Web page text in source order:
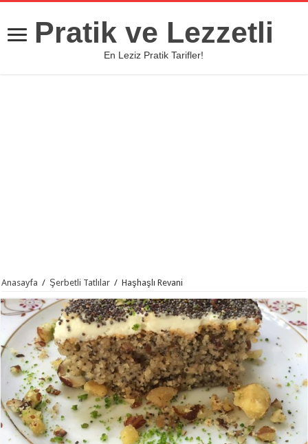
Pratik ve Lezzetli
En Leziz Pratik Tarifler!
Anasayfa / Şerbetli Tatlılar / Haşhaşlı Revani